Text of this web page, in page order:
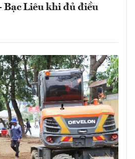
Bạc Liêu khi đủ điều